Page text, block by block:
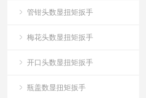
管钳头数显扭矩扳手
梅花头数显扭矩扳手
开口头数显扭矩扳手
瓶盖数显扭矩扳手